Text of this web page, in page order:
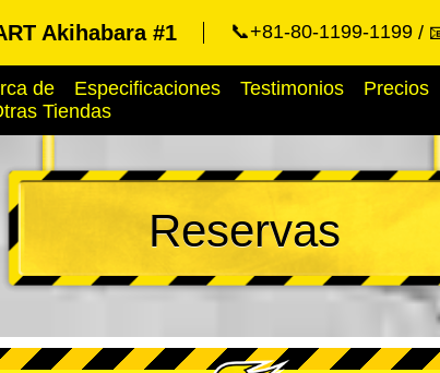
Akihabara #1 📞+81-80-1199-1199
de Especificaciones Testimonios Precios
Tiendas
Reservas